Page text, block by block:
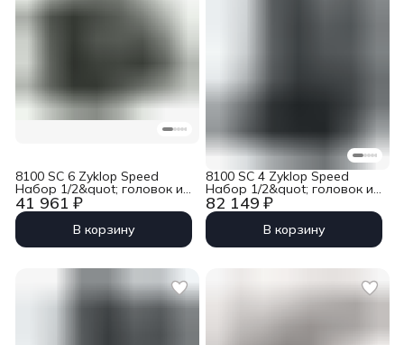
41 961 ₽
8100 SC 6 Zyklop Speed
Набор 1/2&quot; головок и
5/16&quot; бит с трещоткой,
28 пр. Wera WE-004076
В корзину
82 149 ₽
8100 SC 4 Zyklop Speed
Набор 1/2&quot; головок и
5/16&quot; бит с трещоткой,
38 пр., дюймовый Wera WE-
В корзину